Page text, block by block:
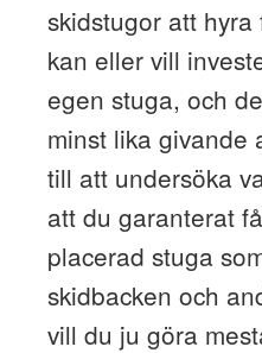
skidstugor att
kan eller vill
egen stuga, och
minst lika givande
till att undersöka
att du garanterat
placerad stuga
skidbacken och
vill du ju göra